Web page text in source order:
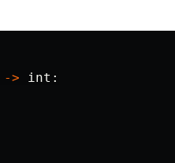
-> int :